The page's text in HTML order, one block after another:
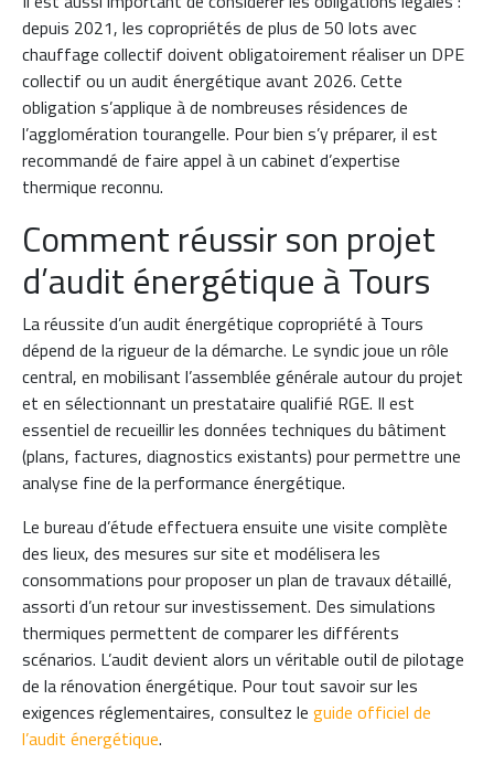
depuis 2021, les copropriétés de plus de 50 lots avec
chauffage collectif doivent obligatoirement réaliser un DPE
collectif ou un audit énergétique avant 2026. Cette
obligation s’applique à de nombreuses résidences de
l’agglomération tourangelle. Pour bien s’y préparer, il est
recommandé de faire appel à un cabinet d’expertise
thermique reconnu.
Comment réussir son projet
d’audit énergétique à Tours
La réussite d’un audit énergétique copropriété à Tours
dépend de la rigueur de la démarche. Le syndic joue un rôle
central, en mobilisant l’assemblée générale autour du projet
et en sélectionnant un prestataire qualifié RGE. Il est
essentiel de recueillir les données techniques du bâtiment
(plans, factures, diagnostics existants) pour permettre une
analyse fine de la performance énergétique.
Le bureau d’étude effectuera ensuite une visite complète
des lieux, des mesures sur site et modélisera les
consommations pour proposer un plan de travaux détaillé,
assorti d’un retour sur investissement. Des simulations
thermiques permettent de comparer les différents
scénarios. L’audit devient alors un véritable outil de pilotage
de la rénovation énergétique. Pour tout savoir sur les
exigences réglementaires, consultez le guide officiel de
l’audit énergétique.